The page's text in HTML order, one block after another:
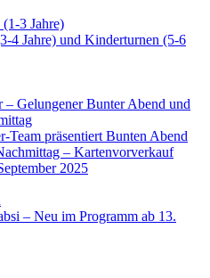
3 Jahre)
4 Jahre) und Kinderturnen (5-6
– Gelungener Bunter Abend und
Team präsentiert Bunten Abend
– Kartenvorverkauf
2025
– Neu im Programm ab 13.